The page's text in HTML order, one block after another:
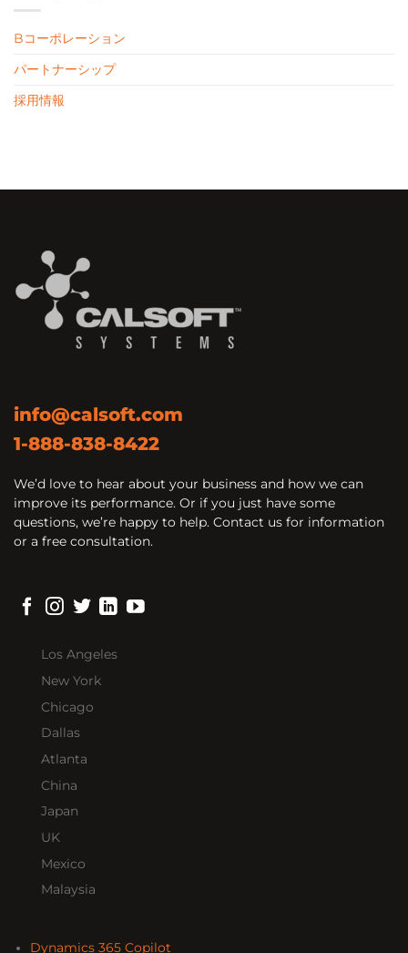
Bコーポレーション
パートナーシップ
採用情報
info@calsoft.com
1-888-838-8422
We’d love to hear about your business and how we can
improve its performance. Or if you just have some
questions, we’re happy to help. Contact us for information
or a free consultation.
Los Angeles
New York
Chicago
Dallas
Atlanta
China
Japan
UK
Mexico
Malaysia
Dynamics 365 Copilot